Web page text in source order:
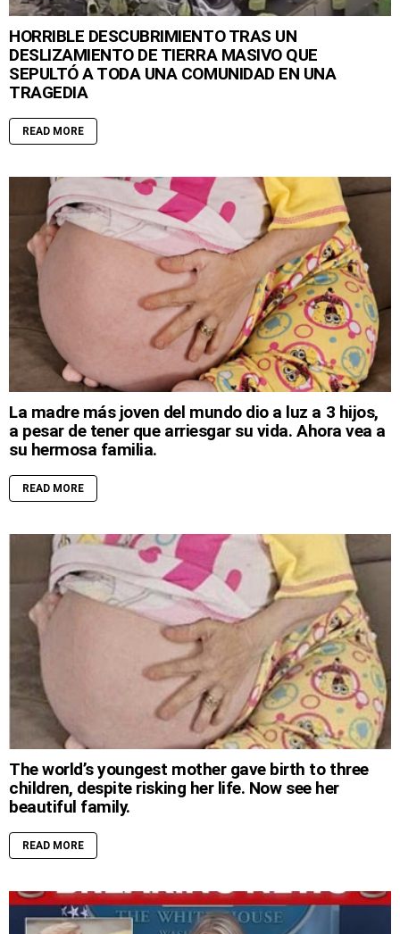
HORRIBLE DESCUBRIMIENTO TRAS UN
DESLIZAMIENTO DE TIERRA MASIVO QUE
SEPULTÓ A TODA UNA COMUNIDAD EN UNA
TRAGEDIA
READ MORE
La madre más joven del mundo dio a luz a 3 hijos,
a pesar de tener que arriesgar su vida. Ahora vea a
su hermosa familia.
READ MORE
The world’s youngest mother gave birth to three
children, despite risking her life. Now see her
beautiful family.
READ MORE